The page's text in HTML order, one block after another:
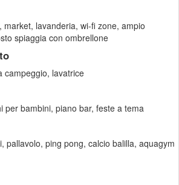
market, lavanderia, wi-fi zone, ampio
spiaggia con ombrellone
campeggio, lavatrice
per bambini, piano bar, feste a tema
pallavolo, ping pong, calcio balilla, aquagym